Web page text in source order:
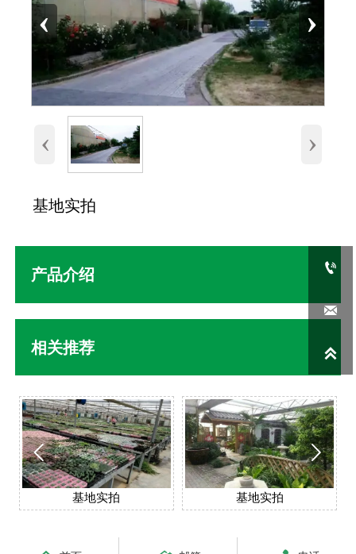
‹ ›
‹ ›
基地实拍
产品介绍
相关推荐
基地实拍 基地实拍
 


